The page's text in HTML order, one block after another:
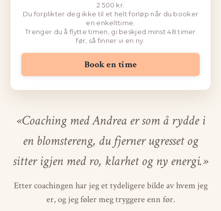
2 500 kr.
Du forplikter deg ikke til et helt forløp når du booker
en enkelttime.
Trenger du å flytte timen, gi beskjed minst 48 timer
før, så finner vi en ny.
Book en time
«Coaching med Andrea er som å rydde i
en blomstereng, du fjerner ugresset og
sitter igjen med ro, klarhet og ny energi.»
Etter coachingen har jeg et tydeligere bilde av hvem jeg
er, og jeg føler meg tryggere enn før.